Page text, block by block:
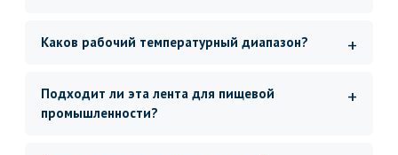
Каков рабочий температурный диапазон?
Подходит ли эта лента для пищевой
промышленности?